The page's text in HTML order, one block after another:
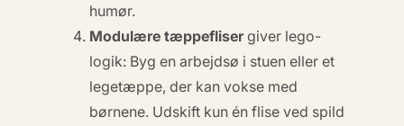
humør.
Modulære tæppeflisergiver lego-
logik: Byg en arbejdsø i stuen eller et
legetæppe, der kan vokse med
børnene. Udskift kun én flise ved spild